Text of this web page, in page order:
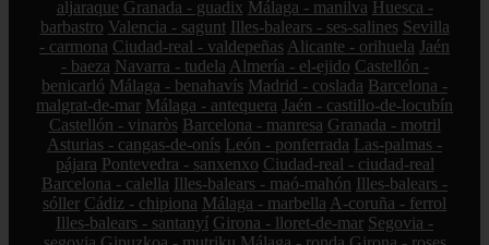
aljaraque Granada - guadix Málaga - manilva Huesca -
barbastro Valencia - sagunt Illes-balears - ses-salines Sevilla
- carmona Ciudad-real - valdepeñas Alicante - orihuela Jaén
- baeza Navarra - tudela Almería - el-ejido Castellón -
benicarló Málaga - benahavís Madrid - coslada Barcelona -
malgrat-de-mar Málaga - antequera Jaén - castillo-de-locubín
Castellón - vinaròs Barcelona - manresa Granada - motril
Asturias - cangas-de-onís León - ponferrada Las-palmas -
pájara Pontevedra - sanxenxo Ciudad-real - ciudad-real
Barcelona - calella Illes-balears - maó-mahón Illes-balears -
sóller Cádiz - chipiona Málaga - marbella A-coruña - ferrol
Illes-balears - santanyí Girona - lloret-de-mar Segovia -